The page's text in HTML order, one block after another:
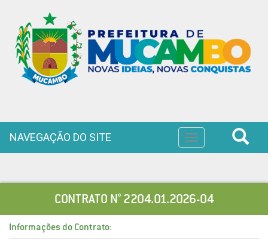
Toggle
navigation
NAVEGAÇÃO DO SITE
CONTRATO N° 2204.01.2026-04
Informações do Contrato: